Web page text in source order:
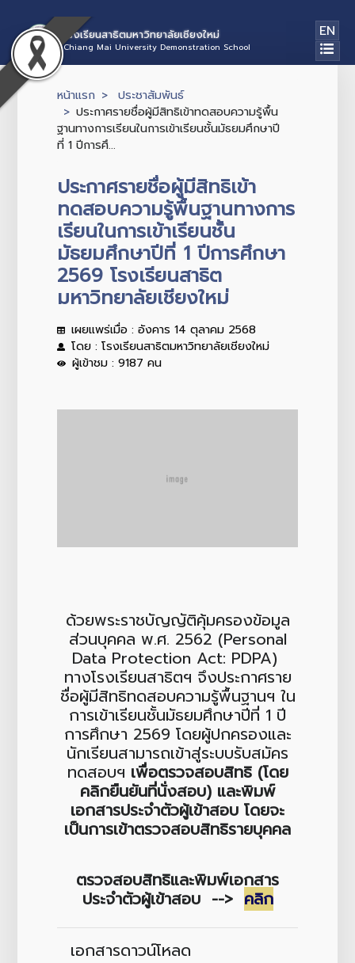
โรงเรียนสาธิตมหาวิทยาลัยเชียงใหม่
Chiang Mai University Demonstration School
EN
หน้าแรก
ประชาสัมพันธ์
ประกาศรายชื่อผู้มีสิทธิเข้าทดสอบความรู้พื้น
ฐานทางการเรียนในการเข้าเรียนชั้นมัธยมศึกษาปี
ที่ 1 ปีการศึ...
ประกาศรายชื่อผู้มีสิทธิเข้า
ทดสอบความรู้พื้นฐานทางการ
เรียนในการเข้าเรียนชั้น
มัธยมศึกษาปีที่ 1 ปีการศึกษา
2569 โรงเรียนสาธิต
มหาวิทยาลัยเชียงใหม่
เผยแพร่เมื่อ : อังคาร 14 ตุลาคม 2568
โดย : โรงเรียนสาธิตมหาวิทยาลัยเชียงใหม่
ผู้เข้าชม : 9187 คน
ด้วยพระราชบัญญัติคุ้มครองข้อมูล
ส่วนบุคคล พ.ศ. 2562 (Personal
Data Protection Act: PDPA)
ทางโรงเรียนสาธิตฯ จึงประกาศราย
ชื่อผู้มีสิทธิทดสอบความรู้พื้นฐานฯ ใน
การเข้าเรียนชั้นมัธยมศึกษาปีที่ 1 ปี
การศึกษา 2569 โดยผู้ปกครองและ
นักเรียนสามารถเข้าสู่ระบบรับสมัคร
ทดสอบฯ เพื่อตรวจสอบสิทธิ (โดย
คลิกยืนยันที่นั่งสอบ) และพิมพ์
เอกสารประจำตัวผู้เข้าสอบ โดยจะ
เป็นการเข้าตรวจสอบสิทธิรายบุคคล
ตรวจสอบสิทธิและพิมพ์เอกสาร
ประจำตัวผู้เข้าสอบ --> คลิก
เอกสารดาวน์โหลด